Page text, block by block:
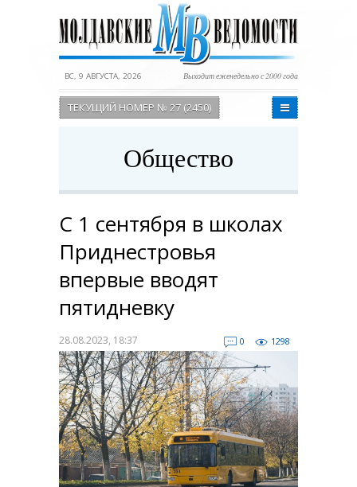
ВС, 9 АВГУСТА, 2026 Выходит еженедельно с 2000 года
ТЕКУЩИЙ НОМЕР № 27 (2450)
Общество
С 1 сентября в школах
Приднестровья
впервые вводят
пятидневку
28.08.2023, 18:37 0 1298